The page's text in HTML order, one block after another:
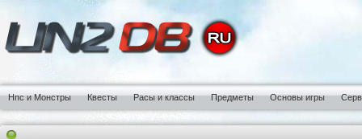
Нпс и Монстры Квесты Расы и классы Предметы Основы игры